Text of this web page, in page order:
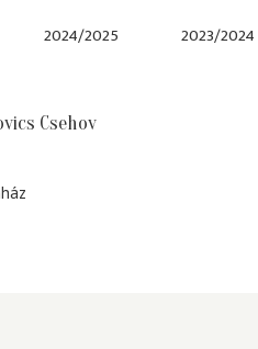
2024/2025 2023/2024
Csehov